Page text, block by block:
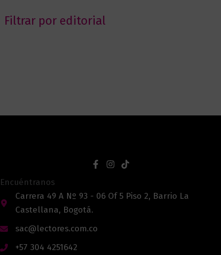
Filtrar por editorial
Encuéntranos
Carrera 49 A Nº 93 - 06 Of 5 Piso 2, Barrio La
Castellana, Bogotá.
sac@lectores.com.co
+57 304 4251642